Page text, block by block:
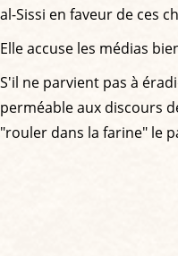
al-Sissi en faveur de ces
Elle accuse les médias
S'il ne parvient pas à
perméable aux discours
"rouler dans la farine" le